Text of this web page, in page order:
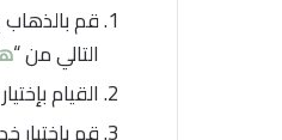
قم بالذهاب
التالي من “
القيام